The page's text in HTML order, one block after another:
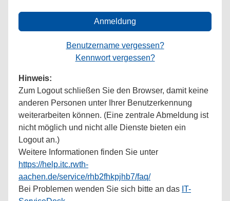
Anmeldung
Benutzername vergessen?
Kennwort vergessen?
Hinweis:
Zum Logout schließen Sie den Browser, damit keine
anderen Personen unter Ihrer Benutzerkennung
weiterarbeiten können. (Eine zentrale Abmeldung ist
nicht möglich und nicht alle Dienste bieten ein
Logout an.)
Weitere Informationen finden Sie unter
https://help.itc.rwth-
aachen.de/service/rhb2fhkpjhb7/faq/
Bei Problemen wenden Sie sich bitte an das IT-